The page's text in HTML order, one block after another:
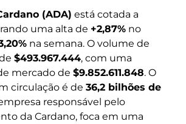
(ADA) está cotada a
uma alta de +2,87% no
na semana. O volume de
$493.967.444, com uma
mercado de $9.852.611.848. O
circulação é de 36,2 bilhões de
responsável pelo
da Cardano, foca em uma